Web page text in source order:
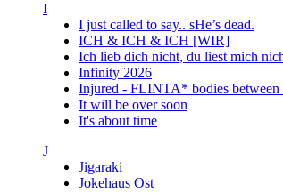
I
I just called to say.. sHe’s dead.
ICH & ICH & ICH [WIR]
Ich lieb dich nicht, du liest mich
Infinity 2026
Injured - FLINTA* bodies between
It will be over soon
It's about time
J
Jigaraki
Jokehaus Ost